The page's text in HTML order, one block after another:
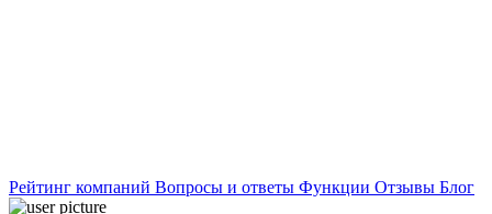
Рейтинг компаний Вопросы и ответы Функции Отзывы Блог